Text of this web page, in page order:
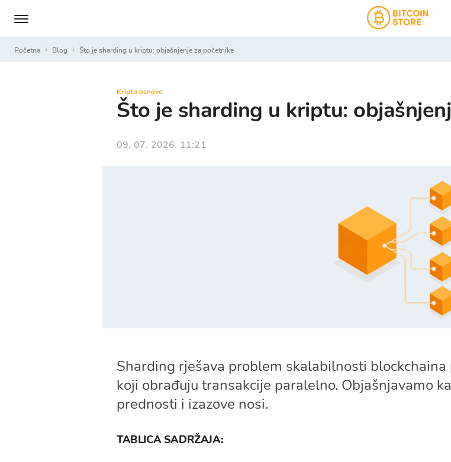
Početna Blog Što je sharding u kriptu: objašnjenje za početnike
Kripto osnove
Što je sharding u kriptu:
09. 07. 2026. 11:21
Sharding rješava problem skalabilnosti
koji obrađuju transakcije paralelno. Objašnjavamo
prednosti i izazove nosi.
TABLICA SADRŽAJA: